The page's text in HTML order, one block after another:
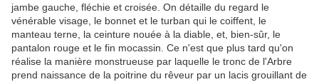
jambe gauche, fléchie et croisée. On détaille du regard le
vénérable visage, le bonnet et le turban qui le coiffent, le
manteau terne, la ceinture nouée à la diable, et, bien-sûr, le
pantalon rouge et le fin mocassin. Ce n'est que plus tard qu'on
réalise la manière monstrueuse par laquelle le tronc de l'Arbre
prend naissance de la poitrine du rêveur par un lacis grouillant de